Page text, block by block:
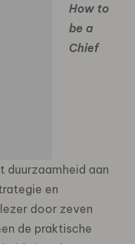
How to
be a
Chief
duurzaamheid aan
en
door zeven
de praktische